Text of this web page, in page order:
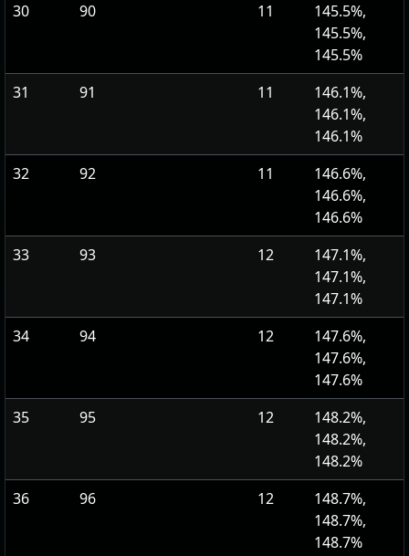
30
90 11
145.5%,
145.5%,
145.5%
31
91 11
146.1%,
146.1%,
146.1%
32
92 11
146.6%,
146.6%,
146.6%
33
93 12
147.1%,
147.1%,
147.1%
34
94 12
147.6%,
147.6%,
147.6%
35
95 12
148.2%,
148.2%,
148.2%
36
96 12
148.7%,
148.7%,
148.7%